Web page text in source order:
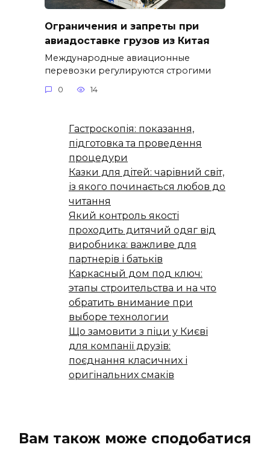
Ограничения и запреты при
авиадоставке грузов из Китая
Международные авиационные
перевозки регулируются строгими
0 14
Гастроскопія: показання,
підготовка та проведення
процедури
Казки для дітей: чарівний світ,
із якого починається любов до
читання
Який контроль якості
проходить дитячий одяг від
виробника: важливе для
партнерів і батьків
Каркасный дом под ключ:
этапы строительства и на что
обратить внимание при
выборе технологии
Що замовити з піци у Києві
для компанії друзів:
поєднання класичних і
оригінальних смаків
Вам також може сподобатися